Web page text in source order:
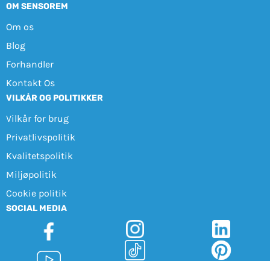
OM SENSOREM
Om os
Blog
Forhandler
Kontakt Os
VILKÅR OG POLITIKKER
Vilkår for brug
Privatlivspolitik
Kvalitetspolitik
Miljøpolitik
Cookie politik
SOCIAL MEDIA